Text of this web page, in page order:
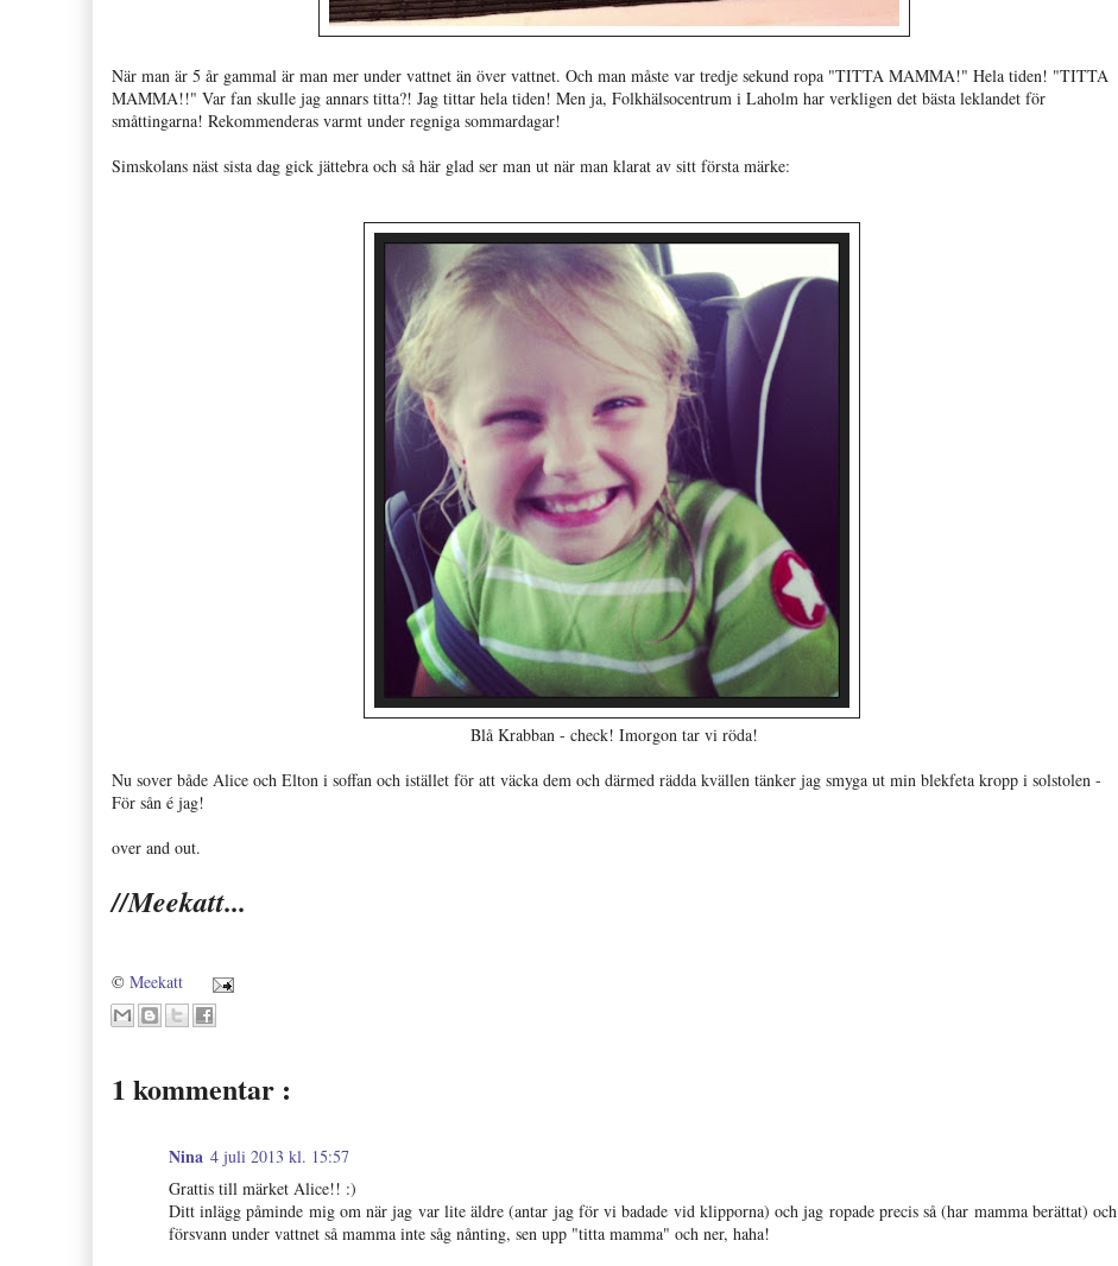
När man är 5 år gammal är man mer under vattnet än över vattnet. Och man måste var tredje sekund ropa "TITTA MAMMA!" Hela tiden! "TITTA
MAMMA!!" Var fan skulle jag annars titta?! Jag tittar hela tiden! Men ja, Folkhälsocentrum i Laholm har verkligen det bästa leklandet för
småttingarna! Rekommenderas varmt under regniga sommardagar!
Simskolans näst sista dag gick jättebra och så här glad ser man ut när man klarat av sitt första märke:
Blå Krabban - check! Imorgon tar vi röda!
Nu sover både Alice och Elton i soffan och istället för att väcka dem och därmed rädda kvällen tänker jag smyga ut min blekfeta kropp i solstolen -
För sån é jag!
over and out.
//Meekatt...
© Meekatt
1 kommentar :
Nina 4 juli 2013 kl. 15:57
Grattis till märket Alice!! :)
Ditt inlägg påminde mig om när jag var lite äldre (antar jag för vi badade vid klipporna) och jag ropade precis så (har mamma berättat) och
försvann under vattnet så mamma inte såg nånting, sen upp "titta mamma" och ner, haha!